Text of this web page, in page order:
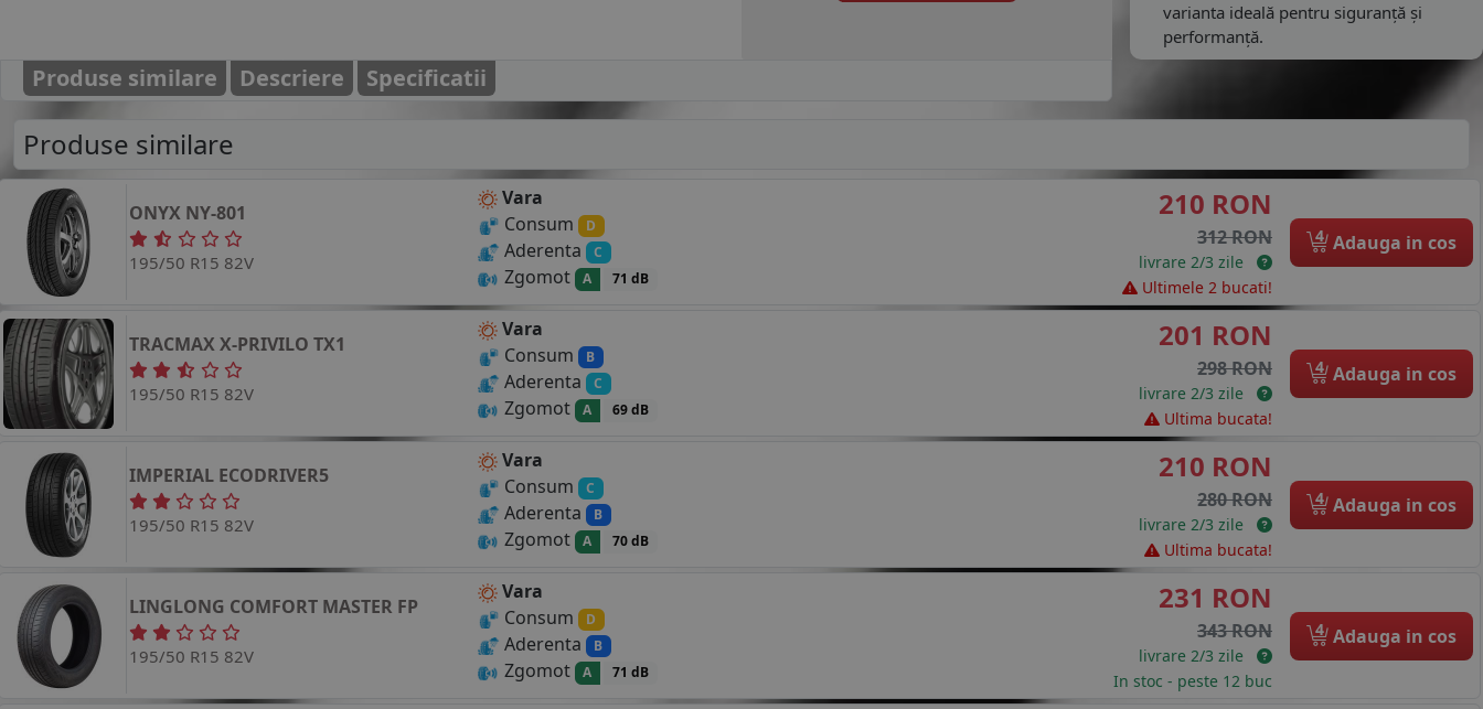
varianta ideală pentru siguranță și
performanță.
Produse similare Descriere Specificatii
Produse similare
ONYX NY-801
195/50 R15 82V
Vara
Consum
D
Aderenta C
Zgomot A 71 dB
210 RON
312 RON
livrare 2/3 zile
Ultimele 2 bucati!
4 Adauga in cos
TRACMAXX-PRIVILO TX1
195/50 R15 82V
Vara
Consum
B
Aderenta C
Zgomot A 69 dB
201 RON
298 RON
livrare 2/3 zile
Ultima bucata!
4 Adauga in cos
IMPERIAL ECODRIVER5
195/50 R15 82V
Vara
Consum
C
Aderenta B
Zgomot A 70 dB
210 RON
280 RON
livrare 2/3 zile
Ultima bucata!
4 Adauga in cos
LINGLONG COMFORT MASTER FP
195/50 R15 82V
Vara
Consum
D
Aderenta B
Zgomot A 71 dB
231 RON
343 RON
livrare 2/3 zile
In stoc - peste 12 buc
4 Adauga in cos